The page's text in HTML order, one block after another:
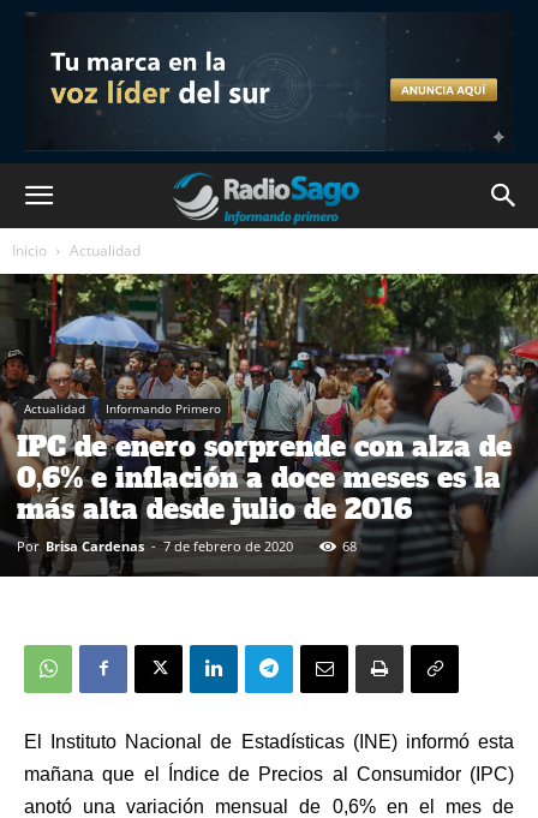
Inicio Actualidad
Actualidad Informando Primero
IPC de enero sorprende con alza de
0,6% e inflación a doce meses es la
más alta desde julio de 2016
Por Brisa Cardenas - 7 de febrero de 2020 68
El Instituto Nacional de Estadísticas (INE) informó esta
mañana que el Índice de Precios al Consumidor (IPC)
anotó una variación mensual de 0,6% en el mes de